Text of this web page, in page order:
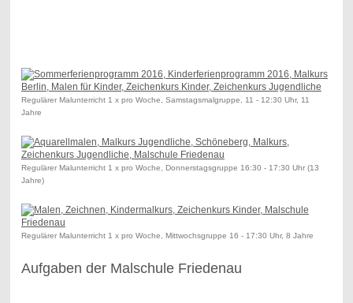
Regulärer Malunterricht 1 x pro Woche, Samstagsmalgruppe, 11 - 12:30 Uhr, 11
Jahre
Regulärer Malunterricht 1 x pro Woche, Donnerstagsgruppe 16:30 - 17:30 Uhr (13
Jahre)
Regulärer Malunterricht 1 x pro Woche, Mittwochsgruppe 16 - 17:30 Uhr, 8 Jahre
Aufgaben der Malschule Friedenau